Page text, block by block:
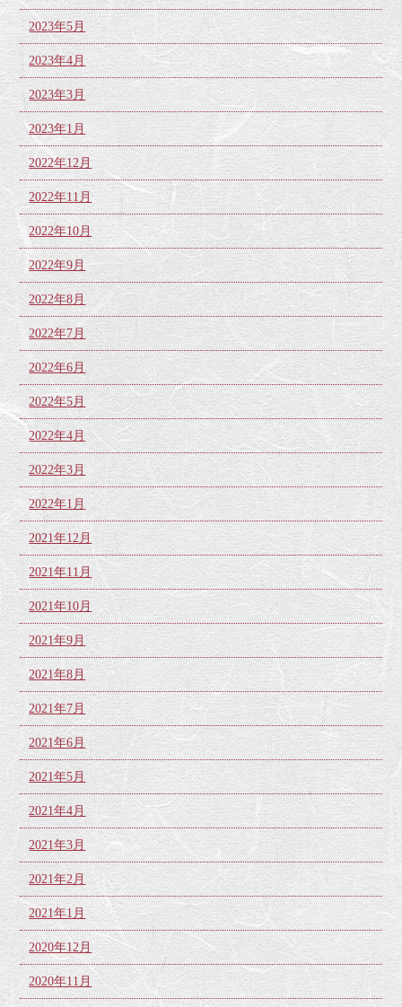
2023年5月
2023年4月
2023年3月
2023年1月
2022年12月
2022年11月
2022年10月
2022年9月
2022年8月
2022年7月
2022年6月
2022年5月
2022年4月
2022年3月
2022年1月
2021年12月
2021年11月
2021年10月
2021年9月
2021年8月
2021年7月
2021年6月
2021年5月
2021年4月
2021年3月
2021年2月
2021年1月
2020年12月
2020年11月